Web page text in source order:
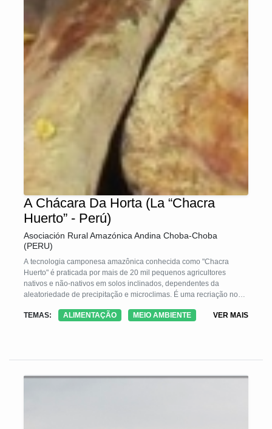
A Chácara Da Horta (La “Chacra
Huerto” - Perú)
Asociación Rural Amazónica Andina Choba-Choba
(PERU)
A tecnologia camponesa amazônica conhecida como "Chacra
Huerto" é praticada por mais de 20 mil pequenos agricultores
nativos e não-nativos em solos inclinados, dependentes da
aleatoriedade de precipitação e microclimas. É uma recriação nos
pomares tradicionais milenarizados. Tem as características de ser
sintonia com as condições socioculturais, econômicas e
TEMAS: ALIMENTAÇÃO MEIO AMBIENTE VER MAIS